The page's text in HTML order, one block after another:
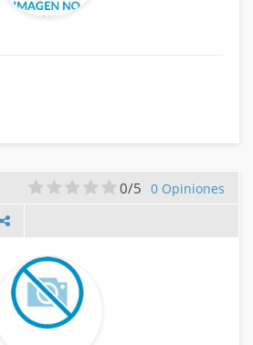
0/5 0 Opiniones